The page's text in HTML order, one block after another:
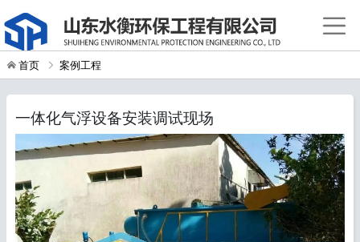
首页 案例工程
一体化气浮设备安装调试现场